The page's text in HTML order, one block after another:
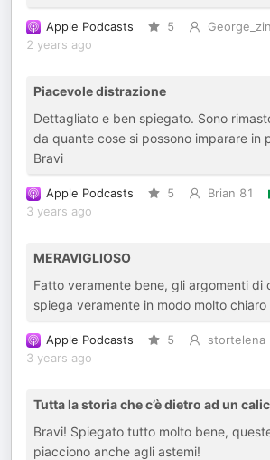
Apple Podcasts 5 George_zin
2 years ago
Piacevole distrazione
Dettagliato e ben spiegato. Sono
da quante cose si possono imparare in
Bravi
Apple Podcasts 5 Brian 81
3 years ago
MERAVIGLIOSO
Fatto veramente bene, gli argomenti di
spiega veramente in modo molto
Apple Podcasts 5 stortelena
3 years ago
Tutta la storia che c’è dietro ad un
Bravi! Spiegato tutto molto bene,
piacciono anche agli astemi!